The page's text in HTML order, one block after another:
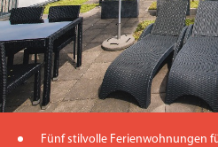
Fünf stilvolle Ferienwohnungen